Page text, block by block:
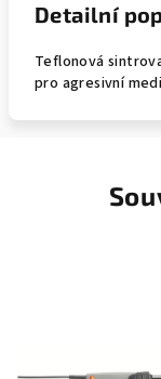
Detailní
Teflonová
pro agresivní